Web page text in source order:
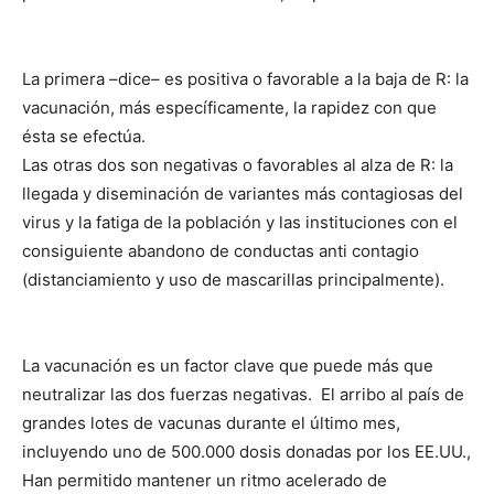
La primera –dice– es positiva o favorable a la baja de R: la
vacunación, más específicamente, la rapidez con que
ésta se efectúa.
Las otras dos son negativas o favorables al alza de R: la
llegada y diseminación de variantes más contagiosas del
virus y la fatiga de la población y las instituciones con el
consiguiente abandono de conductas anti contagio
(distanciamiento y uso de mascarillas principalmente).
La vacunación es un factor clave que puede más que
neutralizar las dos fuerzas negativas. El arribo al país de
grandes lotes de vacunas durante el último mes,
incluyendo uno de 500.000 dosis donadas por los EE.UU.,
Han permitido mantener un ritmo acelerado de